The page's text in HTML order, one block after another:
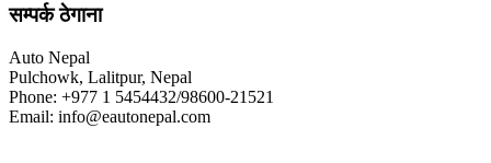
सम्पर्क ठेगाना
Auto Nepal
Pulchowk, Lalitpur, Nepal
Phone: +977 1 5454432/98600-21521
Email: info@eautonepal.com